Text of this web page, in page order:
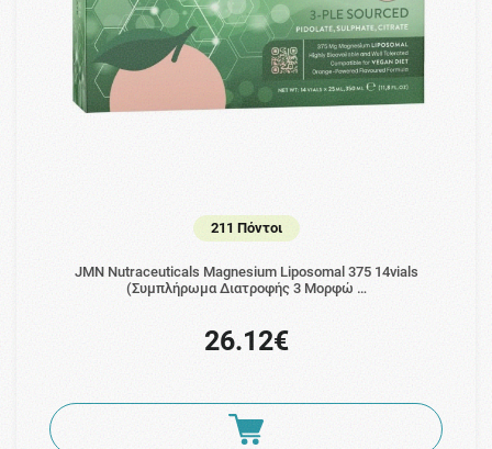
211 Πόντοι
JMN Nutraceuticals Μagnesium Liposomal 375 14vials
(Συμπλήρωμα Διατροφής 3 Μορφώ …
26.12€